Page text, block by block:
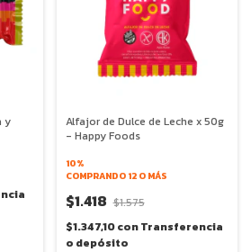
y
Alfajor de Dulce de Leche x 50g
- Happy Foods
10%
COMPRANDO 12 O MÁS
$1.418 $1.575
$1.347,10conTransferencia
o depósito